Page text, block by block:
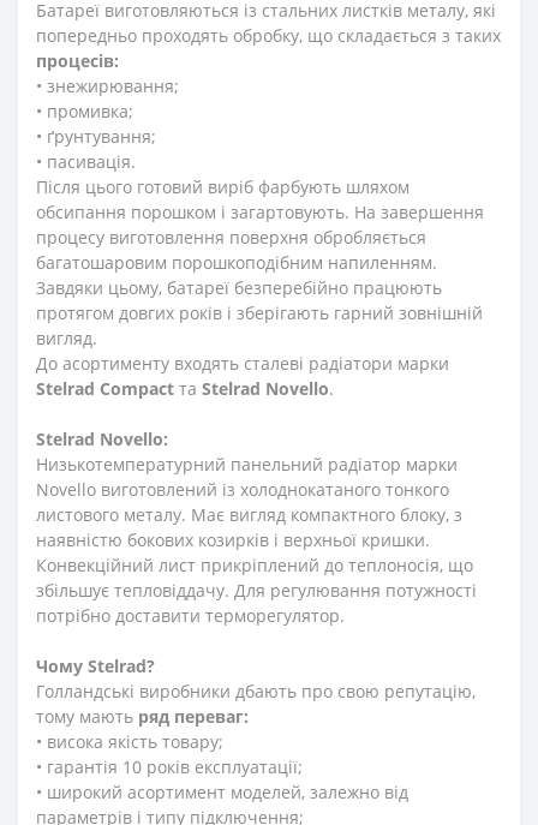
Батареї виготовляються із стальних листків металу, які
попередньо проходять обробку, що складається з таких
процесів:
• знежирювання;
• промивка;
• ґрунтування;
• пасивація.
Після цього готовий виріб фарбують шляхом
обсипання порошком і загартовують. На завершення
процесу виготовлення поверхня обробляється
багатошаровим порошкоподібним напиленням.
Завдяки цьому, батареї безперебійно працюють
протягом довгих років і зберігають гарний зовнішній
вигляд.
До асортименту входять сталеві радіатори марки
Stelrad Compact та Stelrad Novello.
Stelrad Novello:
Низькотемпературний панельний радіатор марки
Novello виготовлений із холоднокатаного тонкого
листового металу. Має вигляд компактного блоку, з
наявністю бокових козирків і верхньої кришки.
Конвекційний лист прикріплений до теплоносія, що
збільшує тепловіддачу. Для регулювання потужності
потрібно доставити терморегулятор.
Чому Stelrad?
Голландські виробники дбають про свою репутацію,
тому мають ряд переваг:
• висока якість товару;
• гарантія 10 років експлуатації;
• широкий асортимент моделей, залежно від
параметрів і типу підключення;